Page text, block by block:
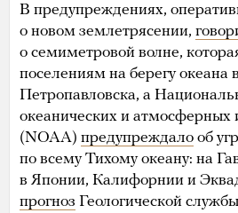
В предупреждениях,
о новом землетрясении,
о семиметровой волне,
поселениям на берегу океана
Петропавловска, а
океанических и
(NOAA) предупреждало об
по всему Тихому океану: на
в Японии, Калифорнии и
прогноз Геологической